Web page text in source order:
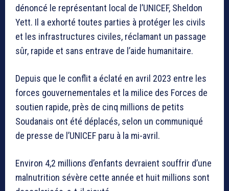
dénoncé le représentant local de l’UNICEF, Sheldon
Yett. Il a exhorté toutes parties à protéger les civils
et les infrastructures civiles, réclamant un passage
sûr, rapide et sans entrave de l’aide humanitaire.
Depuis que le conflit a éclaté en avril 2023 entre les
forces gouvernementales et la milice des Forces de
soutien rapide, près de cinq millions de petits
Soudanais ont été déplacés, selon un communiqué
de presse de l’UNICEF paru à la mi-avril.
Environ 4,2 millions d’enfants devraient souffrir d’une
malnutrition sévère cette année et huit millions sont